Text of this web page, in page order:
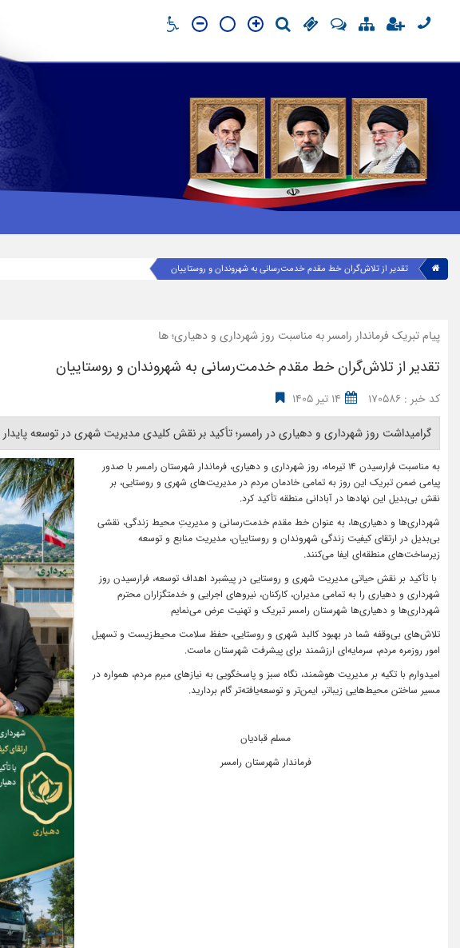
تقدیر از تلاش‌گران خط مقدم خدمت‌رسانی به شهروندان و روستاییان
پیام تبریک فرماندار رامسر به مناسبت روز شهرداری و دهیاری؛ ها
تقدیر از تلاش‌گران خط مقدم خدمت‌رسانی به شهروندان و روستاییان
کد خبر : 170586 14 تیر 1405
گرامیداشت روز شهرداری و دهیاری در رامسر؛ تأکید بر نقش کلیدی مدیریت شهری در توسعه پایدار ‎
به مناسبت فرارسیدن ۱۴ تیرماه، روز شهرداری و دهیاری، فرماندار شهرستان رامسر با صدور
پیامی ضمن تبریک این روز به تمامی خادمان مردم در مدیریت‌های شهری و روستایی، بر
نقش بی‌بدیل این نهادها در آبادانی منطقه تأکید کرد.
شهرداری‌ها و دهیاری‌ها، به عنوان خط مقدم خدمت‌رسانی و مدیریتِ محیط زندگی، نقشی
بی‌بدیل در ارتقای کیفیت زندگی شهروندان و روستاییان، مدیریت منابع و توسعه
زیرساخت‌های منطقه‌ای ایفا می‌کنند.
با تأکید بر نقش حیاتی مدیریت شهری و روستایی در پیشبرد اهداف توسعه، فرارسیدن روز
شهرداری و دهیاری را به تمامی مدیران، کارکنان، نیروهای اجرایی و خدمتگزاران محترم
شهرداری‌ها و دهیاری‌ها شهرستان رامسر تبریک و تهنیت عرض می‌نمایم
تلاش‌های بی‌وقفه شما در بهبود کالبد شهری و روستایی، حفظ سلامت محیط‌زیست و تسهیل
امور روزمره مردم، سرمایه‌ای ارزشمند برای پیشرفت شهرستان ماست.
امیدوارم با تکیه بر مدیریت هوشمند، نگاه سبز و پاسخگویی به نیازهای مبرم مردم، همواره در
مسیر ساختن محیط‌هایی زیباتر، ایمن‌تر و توسعه‌یافته‌تر گام بردارید.
مسلم قبادیان
فرماندار شهرستان رامسر